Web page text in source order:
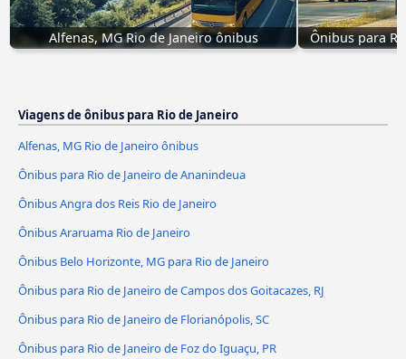
Alfenas, MG Rio de Janeiro ônibus Ônibus para
Viagens de ônibus para Rio de Janeiro
Alfenas, MG Rio de Janeiro ônibus
Ônibus para Rio de Janeiro de Ananindeua
Ônibus Angra dos Reis Rio de Janeiro
Ônibus Araruama Rio de Janeiro
Ônibus Belo Horizonte, MG para Rio de Janeiro
Ônibus para Rio de Janeiro de Campos dos Goitacazes, RJ
Ônibus para Rio de Janeiro de Florianópolis, SC
Ônibus para Rio de Janeiro de Foz do Iguaçu, PR